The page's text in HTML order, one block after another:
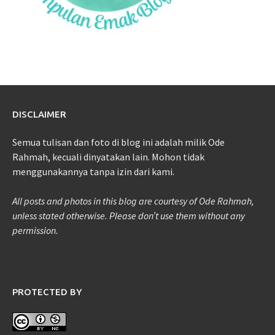
DISCLAIMER
Semua tulisan dan foto di blog ini adalah milik Ode
Rahmah, kecuali dinyatakan lain. Mohon tidak
menggunakannya tanpa izin dari kami.
All posts and photos in this blog are courtesy of Ode Rahmah,
unless stated otherwise. Please don’t use them without any
permission.
PROTECTED BY